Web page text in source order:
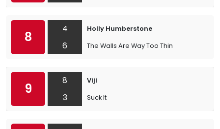
8
4
6
Holly Humberstone
The Walls Are Way Too Thin
9
8
3
Viji
Suck It